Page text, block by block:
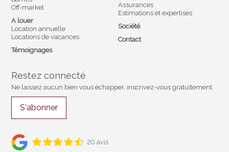
Off-market
A louer
Location annuelle
Locations de vacances
Témoignages
Assurances
Estimations et expertises
Société
Contact
Restez connecté
Ne laissez aucun bien vous échapper, inscrivez-vous gratuitement.
S'abonner
20 avis